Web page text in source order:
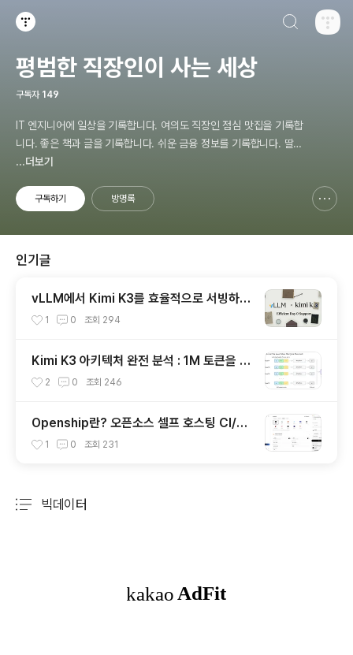
평범한 직장인이 사는 세상
구독자 149
IT 엔지니어에 일상을 기록합니다. 여의도 직장인 점심 맛집을 기록합
니다. 좋은 책과 글을 기록합니다. 쉬운 금융 정보를 기록합니다. 딸바
보 아빠의 주말 계획을 기록 합니다.
...더보기
구독하기 방명록
인기글
vLLM에서 Kimi K3를 효율적으로 서빙하는
방법과 주요 최적화 기술
1 0 조회 294
Kimi K3 아키텍처 완전 분석 : 1M 토큰을 구
현한 KDA, MoE, FlashKDA 그리고 Agen
2 0 조회 246
Openship란? 오픈소스 셀프 호스팅 CI/C
D 배포 플랫폼의 특징과 동작 방식
1 0 조회 231
빅데이터